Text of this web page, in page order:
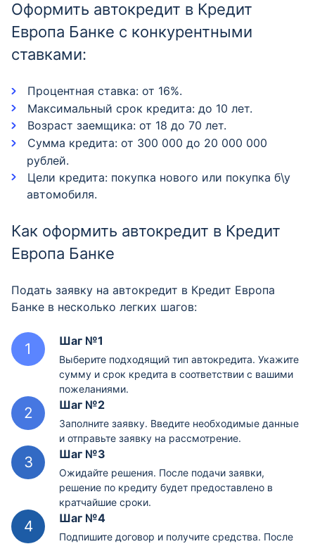
Оформить автокредит в Кредит
Европа Банке с конкурентными
ставками:
Процентная ставка: от 16%.
Максимальный срок кредита: до 10 лет.
Возраст заемщика: от 18 до 70 лет.
Сумма кредита: от 300 000 до 20 000 000
рублей.
Цели кредита: покупка нового или покупка б\у
автомобиля.
Как оформить автокредит в Кредит
Европа Банке
Подать заявку на автокредит в Кредит Европа
Банке в несколько легких шагов:
Шаг №1
Выберите подходящий тип автокредита. Укажите
сумму и срок кредита в соответствии с вашими
пожеланиями.
Шаг №2
Заполните заявку. Введите необходимые данные
и отправьте заявку на рассмотрение.
Шаг №3
Ожидайте решения. После подачи заявки,
решение по кредиту будет предоставлено в
кратчайшие сроки.
Шаг №4
Подпишите договор и получите средства. После